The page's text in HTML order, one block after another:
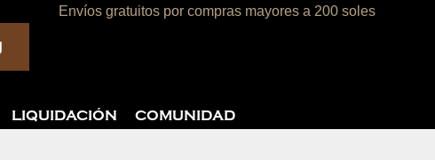
Envíos gratuitos por compras mayores a 200 soles
Carrito
LIQUIDACIÓN COMUNIDAD